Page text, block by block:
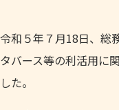
令和５年７月18日、総
タバース等の利活用に
した。